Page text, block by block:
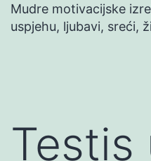
Mudre motivacijske
uspjehu, ljubavi, sreći,
Testis